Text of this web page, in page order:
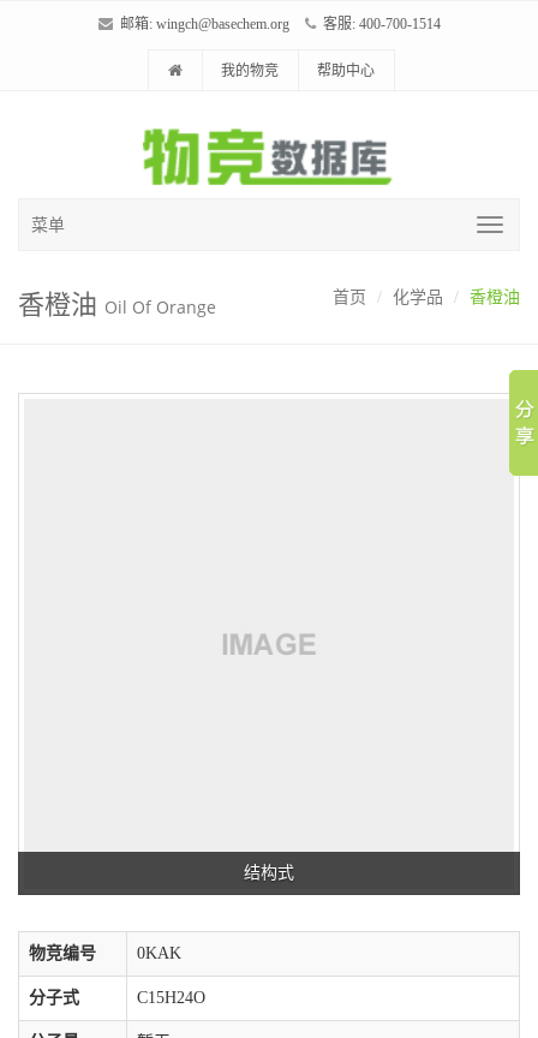
邮箱: wingch@basechem.org 客服: 400-700-1514
我的物竞 帮助中心
菜单
香橙油 Oil Of Orange 首页 化学品 香橙油
结构式
物竞编号 0KAK
分子式 C15H24O